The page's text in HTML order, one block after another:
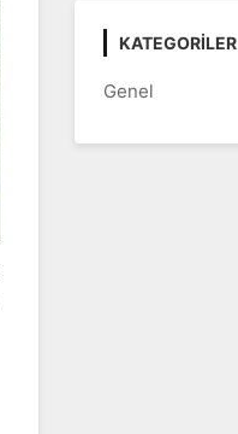
KATEGORILER
Genel